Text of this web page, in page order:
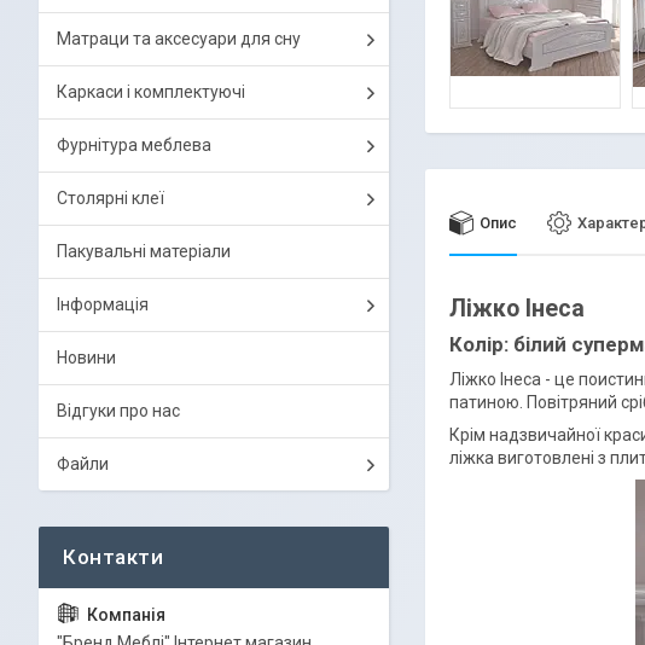
Опис
Ліжко Інеса
Колір: білий
Ліжко Інеса - це
патиною. Повітряний
Крім надзвичайної
ліжка виготовлені з
Матраци та аксесуари для сну
Каркаси і комплектуючі
Фурнітура меблева
Столярні клеї
Пакувальні матеріали
Інформація
Новини
Відгуки про нас
Файли